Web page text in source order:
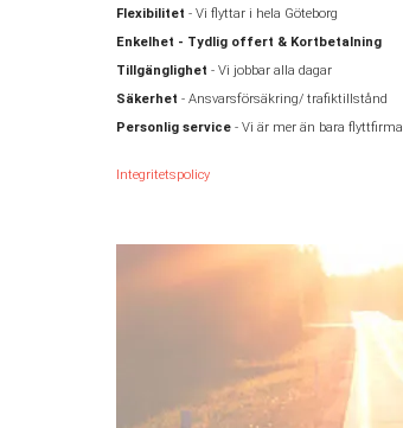
Flexibilitet - Vi flyttar i hela Göteborg
Enkelhet - Tydlig offert & Kortbetalning
Tillgänglighet - Vi jobbar alla dagar
Säkerhet - Ansvarsförsäkring/ trafiktillstånd
Personlig service- Vi är mer än bara flyttfirma
Integritetspolicy